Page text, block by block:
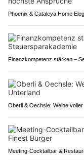
Phoenix & Cataleya Home
Finanzkompetenz stärken –
Oberli & Oechsle: Weine
Meeting-Cocktailbar &